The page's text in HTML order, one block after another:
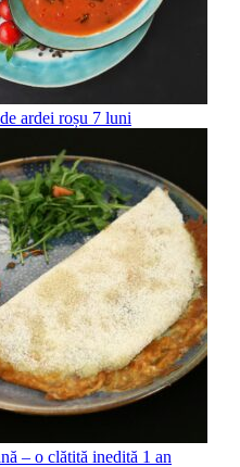
ardei roșu 7 luni
– o clătită inedită 1 an